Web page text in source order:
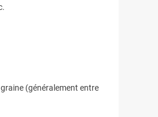
(généralement entre